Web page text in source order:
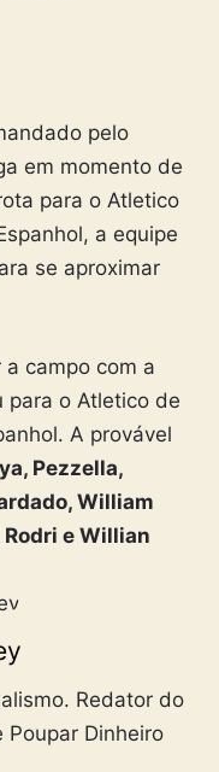
pelo
em momento de
para o Atletico
a equipe
se aproximar
campo com a
para o Atletico de
A provável
Pezzella,
William
e Willian
Redator do
Dinheiro